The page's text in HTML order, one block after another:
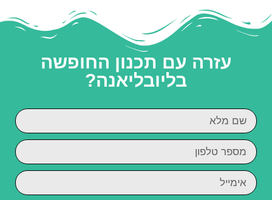
עזרה עם תכנון החופשה
בליובליאנה?